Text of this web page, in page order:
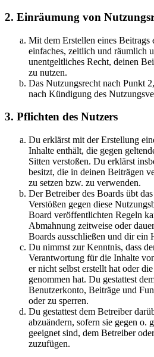
2. Einräumung von
Mit dem Erstellen eines Beitrags
einfaches, zeitlich und räumlich
unentgeltliches Recht, deinen
zu nutzen.
Das Nutzungsrecht nach Punkt
nach Kündigung des
3. Pflichten des Nutzers
Du erklärst mit der Erstellung
Inhalte enthält, die gegen
Sitten verstoßen. Du erklärst
besitzt, die in deinen Beiträgen
zu setzen bzw. zu verwenden.
Der Betreiber des Boards übt
Verstößen gegen diese
Board veröffentlichten Regeln
Abmahnung zeitweise oder
Boards ausschließen und dir ein
Du nimmst zur Kenntnis, dass
Verantwortung für die Inhalte
er nicht selbst erstellt hat oder
genommen hat. Du gestattest
Benutzerkonto, Beiträge und
oder zu sperren.
Du gestattest dem Betreiber
abzuändern, sofern sie gegen o.
geeignet sind, dem Betreiber
zuzufügen.